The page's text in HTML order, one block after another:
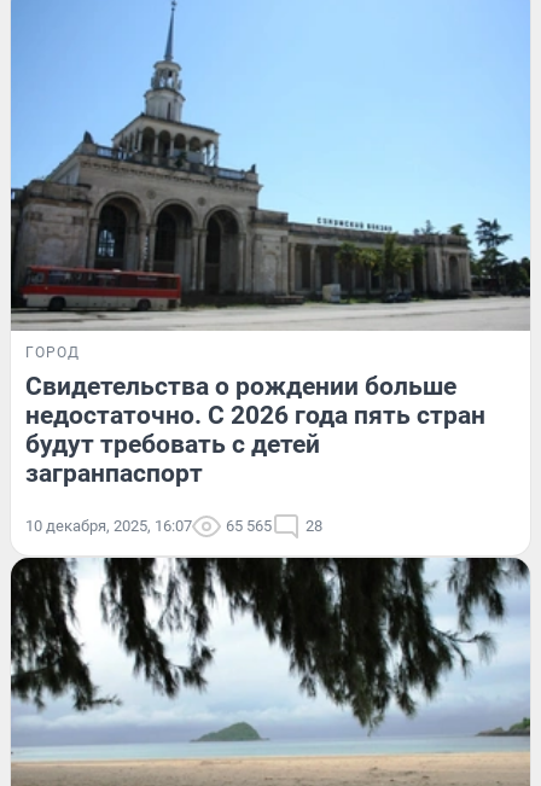
ГОРОД
Свидетельства о рождении больше
недостаточно. С 2026 года пять стран
будут требовать с детей
загранпаспорт
10 декабря, 2025, 16:07 65 565 28